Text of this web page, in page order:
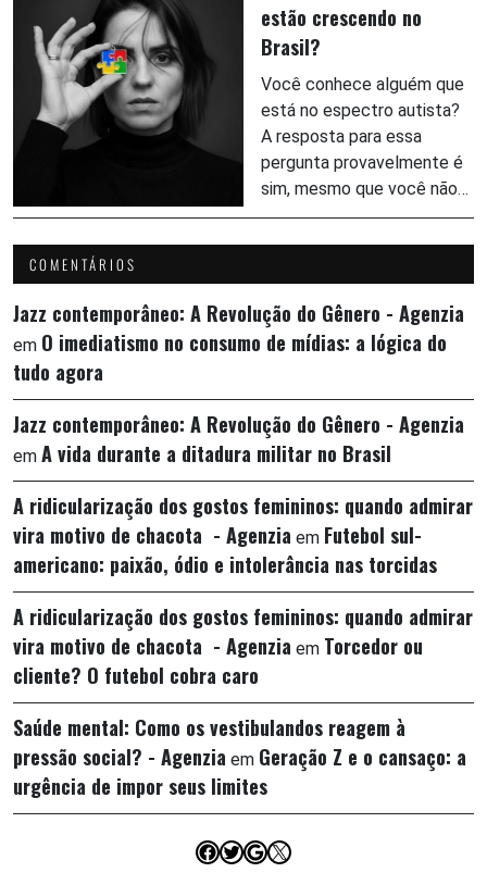
estão crescendo no
Brasil?
Você conhece alguém que
está no espectro autista?
A resposta para essa
pergunta provavelmente é
sim, mesmo que você não…
COMENTÁRIOS
Jazz contemporâneo: A Revolução do Gênero - Agenzia
em O imediatismo no consumo de mídias: a lógica do
tudo agora
Jazz contemporâneo: A Revolução do Gênero - Agenzia
em A vida durante a ditadura militar no Brasil
A ridicularização dos gostos femininos: quando admirar
vira motivo de chacota - Agenzia em Futebol sul-
americano: paixão, ódio e intolerância nas torcidas
A ridicularização dos gostos femininos: quando admirar
vira motivo de chacota - Agenzia em Torcedor ou
cliente? O futebol cobra caro
Saúde mental: Como os vestibulandos reagem à
pressão social? - Agenzia em Geração Z e o cansaço: a
urgência de impor seus limites
Facebook
Twitter
Google
X